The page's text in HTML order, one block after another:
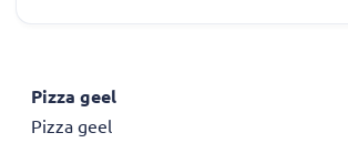
Pizza geel
Pizza geel